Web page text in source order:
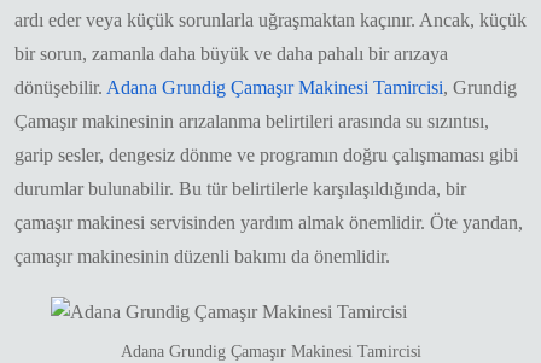
ardı eder veya küçük sorunlarla uğraşmaktan kaçınır. Ancak, küçük
bir sorun, zamanla daha büyük ve daha pahalı bir arızaya
dönüşebilir. Adana Grundig Çamaşır Makinesi Tamircisi, Grundig
Çamaşır makinesinin arızalanma belirtileri arasında su sızıntısı,
garip sesler, dengesiz dönme ve programın doğru çalışmaması gibi
durumlar bulunabilir. Bu tür belirtilerle karşılaşıldığında, bir
çamaşır makinesi servisinden yardım almak önemlidir. Öte yandan,
çamaşır makinesinin düzenli bakımı da önemlidir.
Adana Grundig Çamaşır Makinesi Tamircisi